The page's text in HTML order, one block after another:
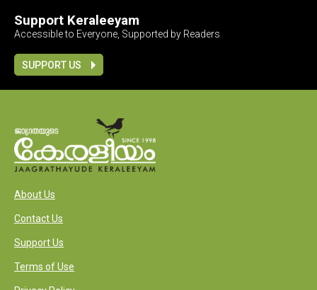
Support Keraleeyam
Accessible to Everyone, Supported by Readers
SUPPORT US
About Us
Contact Us
Support Us
Terms of Use